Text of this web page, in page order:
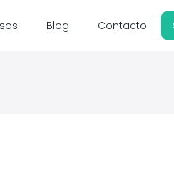
Blog Contacto